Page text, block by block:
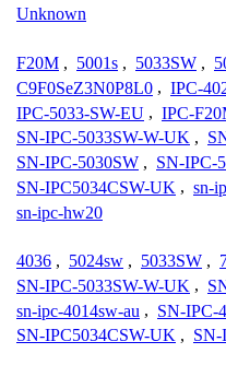
Unknown
F20M , 5001s , 5033SW ,
C9F0SeZ3N0P8L0 , IPC-
IPC-5033-SW-EU , IPC-
SN-IPC-5033SW-W-UK ,
SN-IPC-5030SW , SN-IPC-
SN-IPC5034CSW-UK , sn-
sn-ipc-hw20
4036 , 5024sw , 5033SW ,
SN-IPC-5033SW-W-UK ,
sn-ipc-4014sw-au , SN-IPC-
SN-IPC5034CSW-UK , SN-